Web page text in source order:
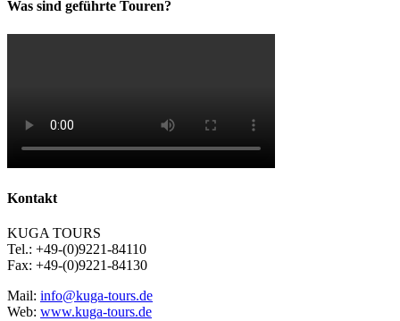
Was sind geführte Touren?
Kontakt
KUGA TOURS
Tel.: +49-(0)9221-84110
Fax: +49-(0)9221-84130
Mail: info@kuga-tours.de
Web: www.kuga-tours.de